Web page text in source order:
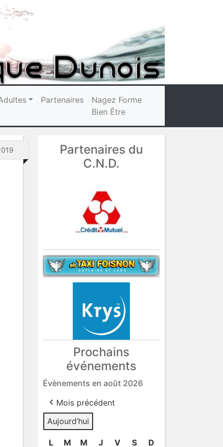
Partenaires
Nagez Forme
Bien Être
Partenaires du
C.N.D.
Prochains
événements
Évènements en août 2026
Mois précédent
Aujourd’hui
L lundi
M mardi
M mercredi
J jeudi
V vendredi
S samedi
D